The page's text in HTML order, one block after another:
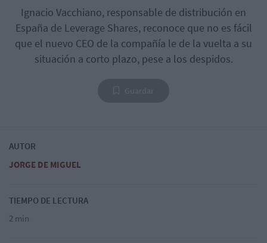
Ignacio Vacchiano, responsable de distribución en
España de Leverage Shares, reconoce que no es fácil
que el nuevo CEO de la compañía le de la vuelta a su
situación a corto plazo, pese a los despidos.
AUTOR
JORGE DE MIGUEL
TIEMPO DE LECTURA
2 min